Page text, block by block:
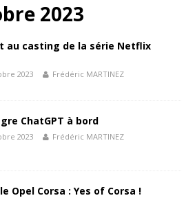
2023
au casting de la série Netflix
2023 Frédéric MARTINEZ
ChatGPT à bord
2023 Frédéric MARTINEZ
Opel Corsa : Yes of Corsa !